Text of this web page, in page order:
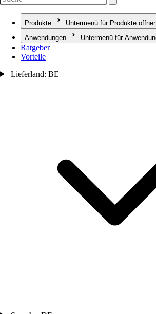
Produkte
Untermenü für Produkte
Anwendungen
Untermenü für
Ratgeber
Vorteile
Lieferland: BE